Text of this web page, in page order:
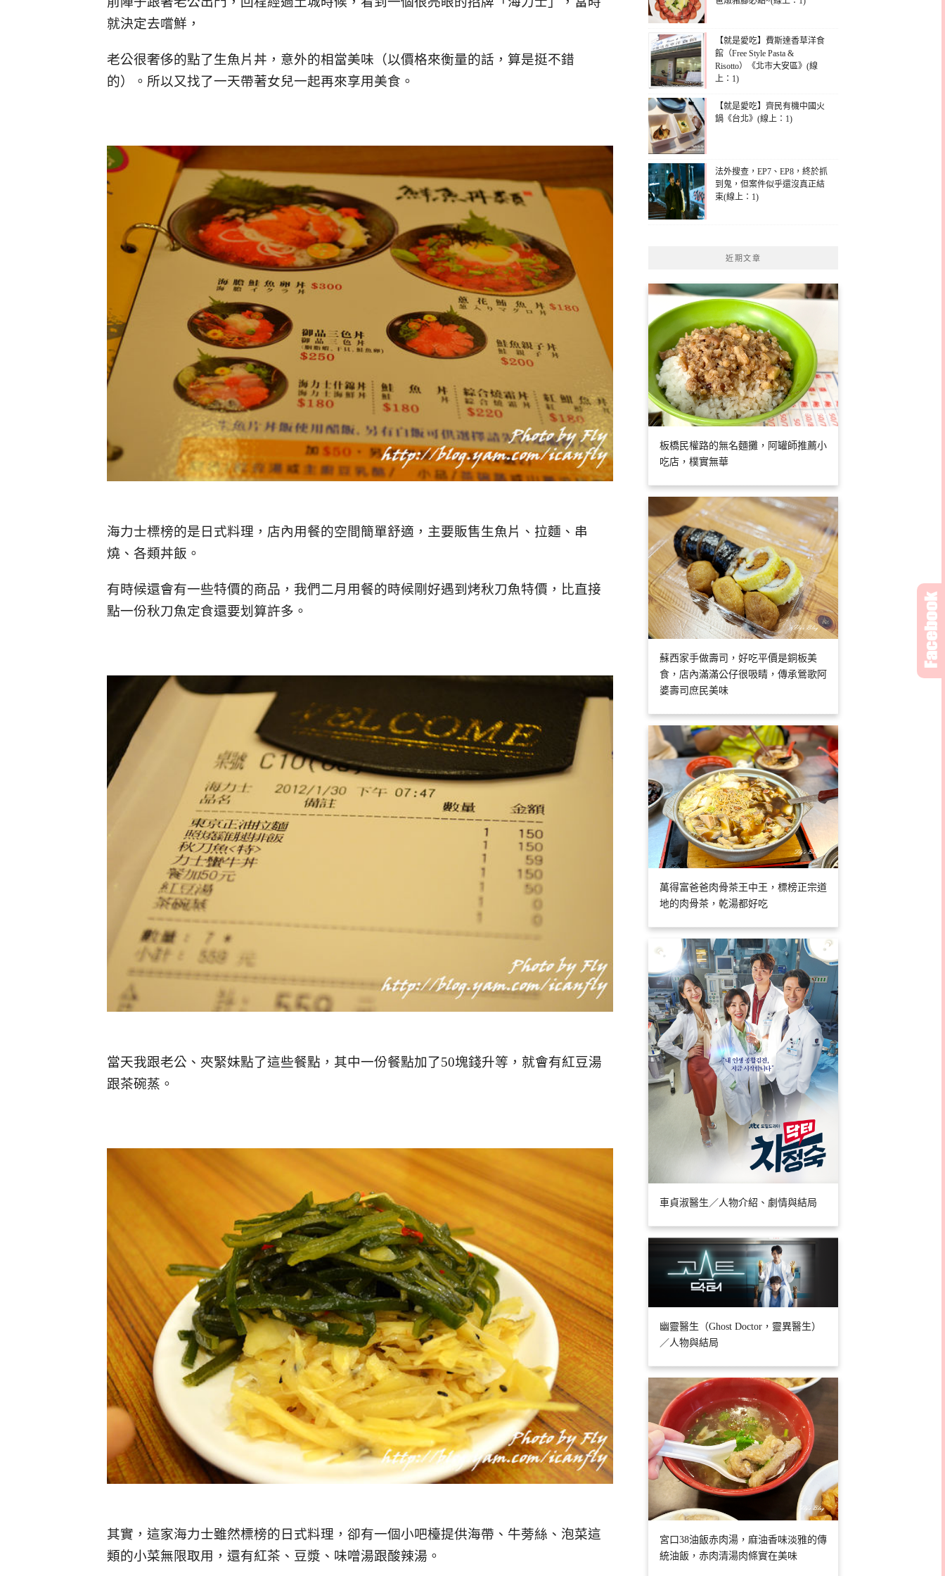
就決定去嚐鮮，
老公很奢侈的點了生魚片丼，意外的相當美味（以價格來衡量的話，算是挺不錯
的）。所以又找了一天帶著女兒一起再來享用美食。
海力士標榜的是日式料理，店內用餐的空間簡單舒適，主要販售生魚片、拉麵、串
燒、各類丼飯。
有時候還會有一些特價的商品，我們二月用餐的時候剛好遇到烤秋刀魚特價，比直接
點一份秋刀魚定食還要划算許多。
當天我跟老公、夾緊妹點了這些餐點，其中一份餐點加了50塊錢升等，就會有紅豆湯
跟茶碗蒸。
其實，這家海力士雖然標榜的日式料理，卻有一個小吧檯提供海帶、牛蒡絲、泡菜這
類的小菜無限取用，還有紅茶、豆漿、味噌湯跟酸辣湯。
【就是愛吃】費斯達香草洋食
館（Free Style Pasta &
Risotto）《北市大安區》(線
上：1)
【就是愛吃】齊民有機中國火
鍋《台北》(線上：1)
法外搜查，EP7、EP8，終於抓
到鬼，但案件似乎還沒真正結
束(線上：1)
近期文章
板橋民權路的無名麵攤，阿罐師推薦小
吃店，樸實無華
蘇西家手做壽司，好吃平價是銅板美
食，店內滿滿公仔很吸睛，傳承鶯歌阿
婆壽司庶民美味
萬得富爸爸肉骨茶王中王，標榜正宗道
地的肉骨茶，乾湯都好吃
車貞淑醫生／人物介紹、劇情與結局
幽靈醫生（Ghost Doctor，靈異醫生）
／人物與結局
宮口38油飯赤肉湯，麻油香味淡雅的傳
統油飯，赤肉清湯肉條實在美味